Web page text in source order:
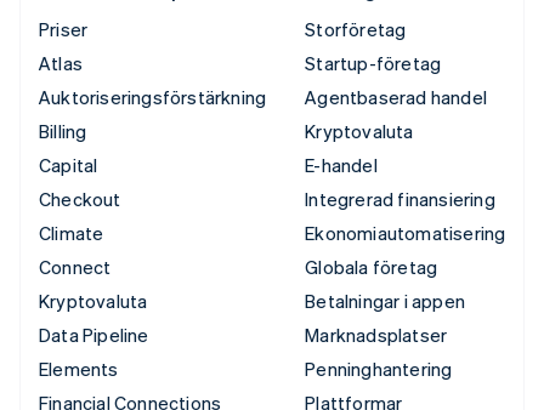
Priser
Atlas
Auktoriseringsförstärkning
Billing
Capital
Checkout
Climate
Connect
Kryptovaluta
Data Pipeline
Elements
Financial Connections
Storföretag
Startup-företag
Agentbaserad handel
Kryptovaluta
E-handel
Integrerad finansiering
Ekonomiautomatisering
Globala företag
Betalningar i appen
Marknadsplatser
Penninghantering
Plattformar